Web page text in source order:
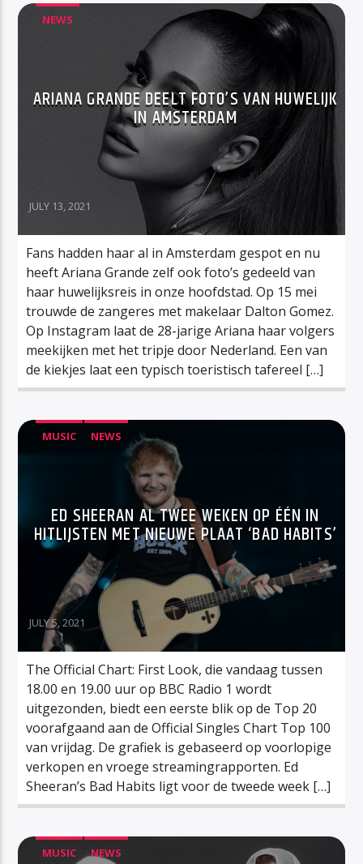
NEWS
ARIANA GRANDE DEELT FOTO’S VAN HUWELIJK
IN AMSTERDAM
JULY 13, 2021
Fans hadden haar al in Amsterdam gespot en nu
heeft Ariana Grande zelf ook foto’s gedeeld van
haar huwelijksreis in onze hoofdstad. Op 15 mei
trouwde de zangeres met makelaar Dalton Gomez.
Op Instagram laat de 28-jarige Ariana haar volgers
meekijken met het tripje door Nederland. Een van
de kiekjes laat een typisch toeristisch tafereel […]
MUSIC NEWS
ED SHEERAN AL TWEE WEKEN OP ÉÉN IN
HITLIJSTEN MET NIEUWE PLAAT ‘BAD HABITS’
JULY 5, 2021
The Official Chart: First Look, die vandaag tussen
18.00 en 19.00 uur op BBC Radio 1 wordt
uitgezonden, biedt een eerste blik op de Top 20
voorafgaand aan de Official Singles Chart Top 100
van vrijdag. De grafiek is gebaseerd op voorlopige
verkopen en vroege streamingrapporten. Ed
Sheeran’s Bad Habits ligt voor de tweede week […]
MUSIC NEWS